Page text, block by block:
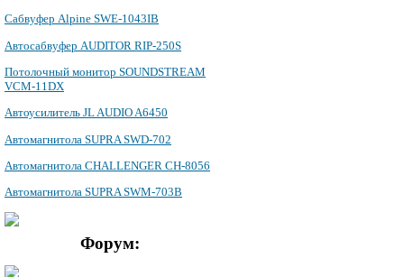
Сабвуфер Alpine SWE-1043IB
Автосабвуфер AUDITOR RIP-250S
Потолочный монитор SOUNDSTREAM
VCM-11DX
Автоусилитель JL AUDIO A6450
Автомагнитола SUPRA SWD-702
Автомагнитола CHALLENGER CH-8056
Автомагнитола SUPRA SWM-703B
Форум: